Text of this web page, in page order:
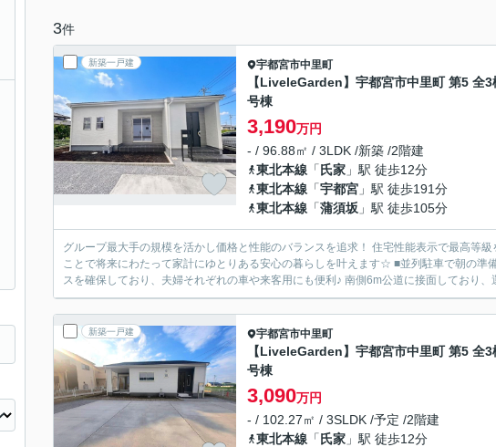
3件
新築一戸建 宇都宮市中里町
【LiveleGarden】宇都宮市中里町 第5 全3
号棟
3,190万円
- / 96.88㎡ / 3LDK /新築 /2階建
東北本線 「 氏家 」駅 徒歩12分
東北本線 「宇都宮 」駅 徒歩191分
東北本線 「蒲須坂 」駅 徒歩105分
グループ最大手の規模を活かし価格と性能のバランスを追求！ 住宅性能表示で最高等
ことで将来にわたって家計にゆとりある安心の暮らしを叶えます☆ ■並列駐車で朝の準備も時短 全棟敷地面積80坪以上の広さ！3～4台分のカースペー
スを確保しており、夫婦それぞれの車や来客用にも便利♪ 南側6m公道に接面しており
新築一戸建 宇都宮市中里町
【LiveleGarden】宇都宮市中里町 第5 全3
号棟
3,090万円
- / 102.27㎡ / 3SLDK /予定 /2階建
東北本線 「 氏家 」駅 徒歩12分